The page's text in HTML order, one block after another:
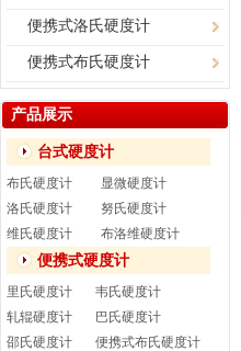
便携式洛氏硬度计
便携式布氏硬度计
产品展示
台式硬度计
布氏硬度计
显微硬度计
洛氏硬度计
努氏硬度计
维氏硬度计
布洛维硬度计
便携式硬度计
里氏硬度计
韦氏硬度计
轧辊硬度计
巴氏硬度计
邵氏硬度计
便携式布氏硬度计